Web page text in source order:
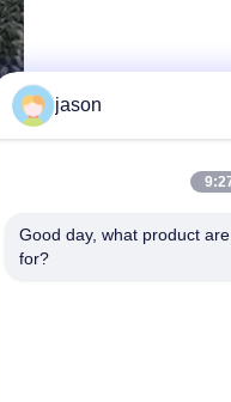
BMW
jason
Good day, what product
for?